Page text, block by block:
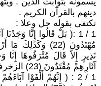
دينهم بالقرآن الكريم .
نكتفى بقوله جل وعلا :
1 / 1 :( بَلْ قَالُوا إِنَّا
مُهْتَدُونَ (22)
نَذِيرٍ إِلاَّ قَالَ مُتْرَفُوهَا إِنَّا
آثَارِهِمْ مُقْتَدُونَ (23) الزخرف ).